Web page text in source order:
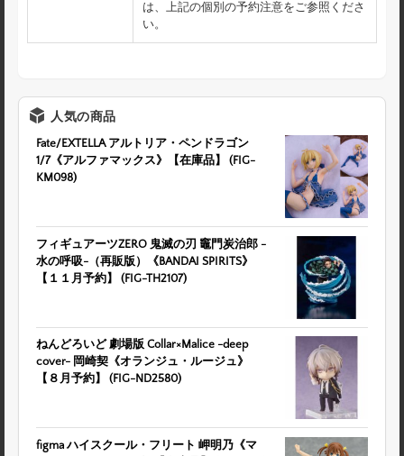
は、上記の個別の予約注意をご参照くださ
い。
人気の商品
Fate/EXTELLA アルトリア・ペンドラゴン
1/7《アルファマックス》【在庫品】 (FIG-
KM098)
フィギュアーツZERO 鬼滅の刃 竈門炭治郎 -
水の呼吸-（再販版）《BANDAI SPIRITS》
【１１月予約】 (FIG-TH2107)
ねんどろいど 劇場版 Collar×Malice -deep
cover- 岡崎契《オランジュ・ルージュ》
【８月予約】 (FIG-ND2580)
figma ハイスクール・フリート 岬明乃《マ